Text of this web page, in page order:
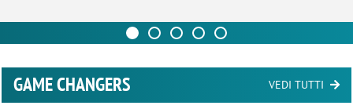
GAME CHANGERS VEDI TUTTI